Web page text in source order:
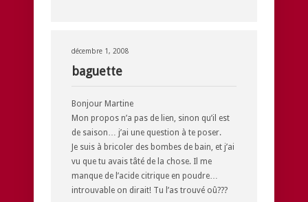
décembre 1, 2008
baguette
Bonjour Martine
Mon propos n’a pas de lien, sinon qu’il est
de saison… j’ai une question à te poser.
Je suis à bricoler des bombes de bain, et j’ai
vu que tu avais tâté de la chose. Il me
manque de l’acide citrique en poudre…
introuvable on dirait! Tu l’as trouvé oû???